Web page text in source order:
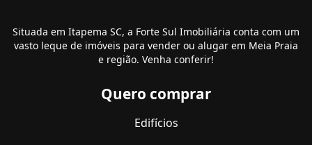
Situada em Itapema SC, a Forte Sul Imobiliária conta com um
vasto leque de imóveis para vender ou alugar em Meia Praia
e região. Venha conferir!
Quero comprar
Edifícios